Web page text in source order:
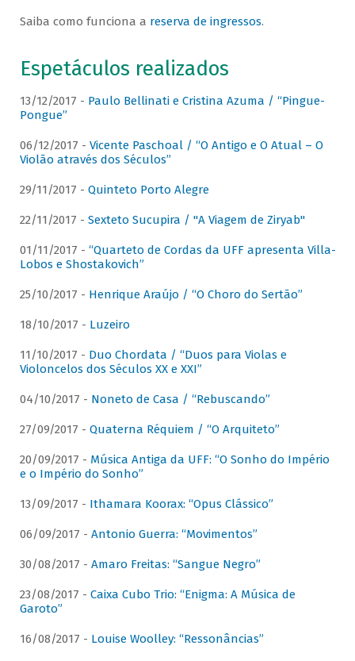
Saiba como funciona a reserva de ingressos.
Espetáculos realizados
13/12/2017 - Paulo Bellinati e Cristina Azuma / “Pingue-
Pongue”
06/12/2017 - Vicente Paschoal / “O Antigo e O Atual – O
Violão através dos Séculos”
29/11/2017 - Quinteto Porto Alegre
22/11/2017 - Sexteto Sucupira / "A Viagem de Ziryab"
01/11/2017 - “Quarteto de Cordas da UFF apresenta Villa-
Lobos e Shostakovich”
25/10/2017 - Henrique Araújo / “O Choro do Sertão”
18/10/2017 - Luzeiro
11/10/2017 - Duo Chordata / “Duos para Violas e
Violoncelos dos Séculos XX e XXI”
04/10/2017 - Noneto de Casa / “Rebuscando”
27/09/2017 - Quaterna Réquiem / “O Arquiteto”
20/09/2017 - Música Antiga da UFF: “O Sonho do Império
e o Império do Sonho”
13/09/2017 - Ithamara Koorax: “Opus Clássico”
06/09/2017 - Antonio Guerra: “Movimentos”
30/08/2017 - Amaro Freitas: “Sangue Negro”
23/08/2017 - Caixa Cubo Trio: “Enigma: A Música de
Garoto”
16/08/2017 - Louise Woolley: “Ressonâncias”